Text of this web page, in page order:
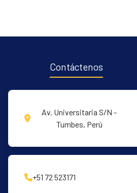
Contáctenos
Av. Universitaria S/N -
Tumbes, Perú
+51 72 523171